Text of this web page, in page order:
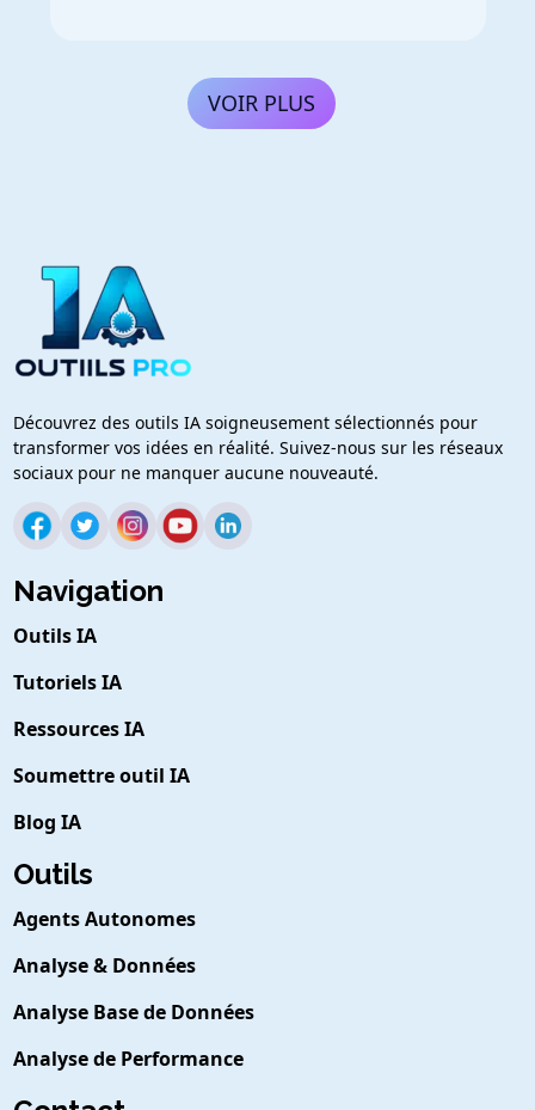
VOIR PLUS
Découvrez des outils IA soigneusement sélectionnés pour
transformer vos idées en réalité. Suivez-nous sur les réseaux
sociaux pour ne manquer aucune nouveauté.
Navigation
Outils IA
Tutoriels IA
Ressources IA
Soumettre outil IA
Blog IA
Outils
Agents Autonomes
Analyse & Données
Analyse Base de Données
Analyse de Performance